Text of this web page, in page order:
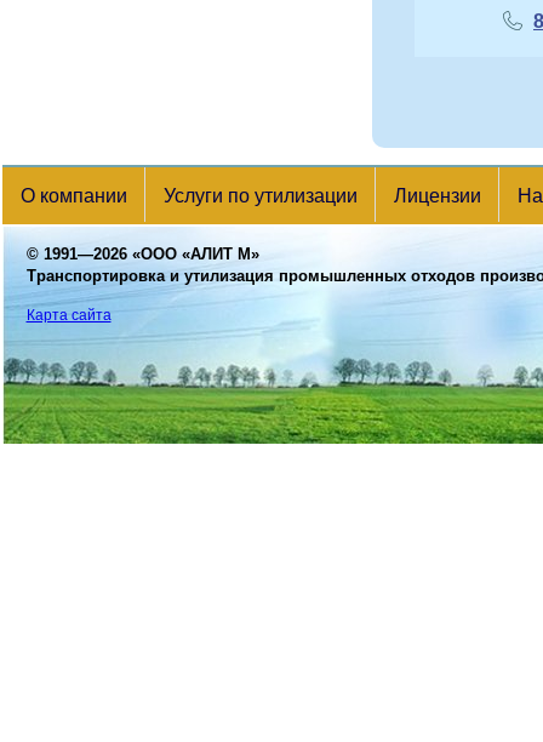
О компании Услуги по утилизации Лицензии
© 1991—2026 «ООО «АЛИТ М»
Транспортировка и утилизация промышленных отходов
Карта сайта